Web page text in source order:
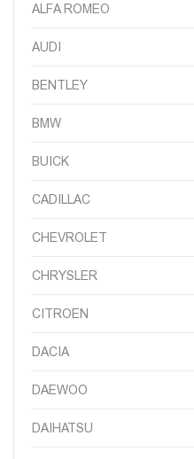
ALFA ROMEO
AUDI
BENTLEY
BMW
BUICK
CADILLAC
CHEVROLET
CHRYSLER
CITROEN
DACIA
DAEWOO
DAIHATSU